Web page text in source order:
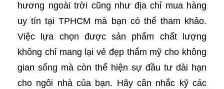
hương ngoài trời cũng như địa chỉ mua hàng
uy tín tại TPHCM mà bạn có thể tham khảo.
Việc lựa chọn được sản phẩm chất lượng
không chỉ mang lại vẻ đẹp thẩm mỹ cho không
gian sống mà còn thể hiện sự đầu tư dài hạn
cho ngôi nhà của bạn. Hãy cân nhắc kỹ các